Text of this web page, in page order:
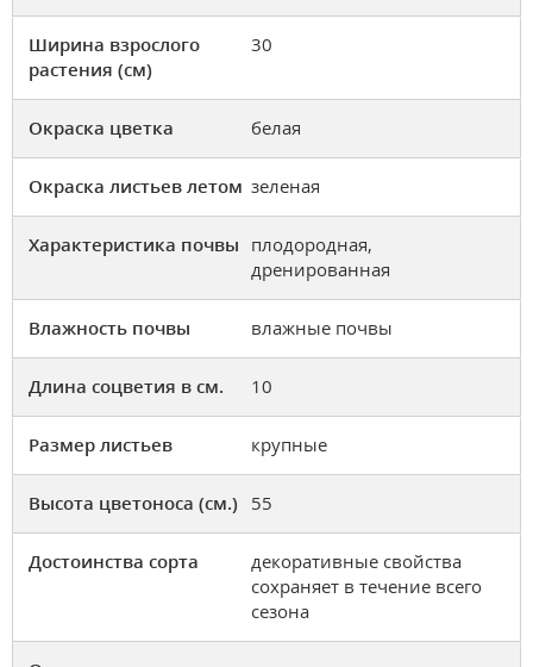
Ширина взрослого
растения (см)
30
Окраска цветка белая
Окраска листьев летом зеленая
Характеристика почвы плодородная,
дренированная
Влажность почвы влажные почвы
Длина соцветия в см. 10
Размер листьев крупные
Высота цветоноса (см.) 55
Достоинства сорта
декоративные свойства
сохраняет в течение всего
сезона